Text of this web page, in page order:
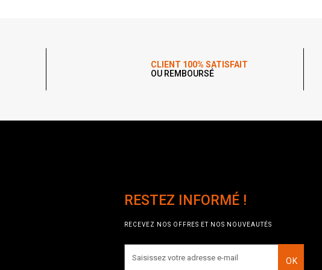
CLIENT 100% SATISFAIT
OU REMBOURSÉ
RESTEZ INFORMÉ !
RECEVEZ NOS OFFRES ET NOS NOUVEAUTÉS
OK